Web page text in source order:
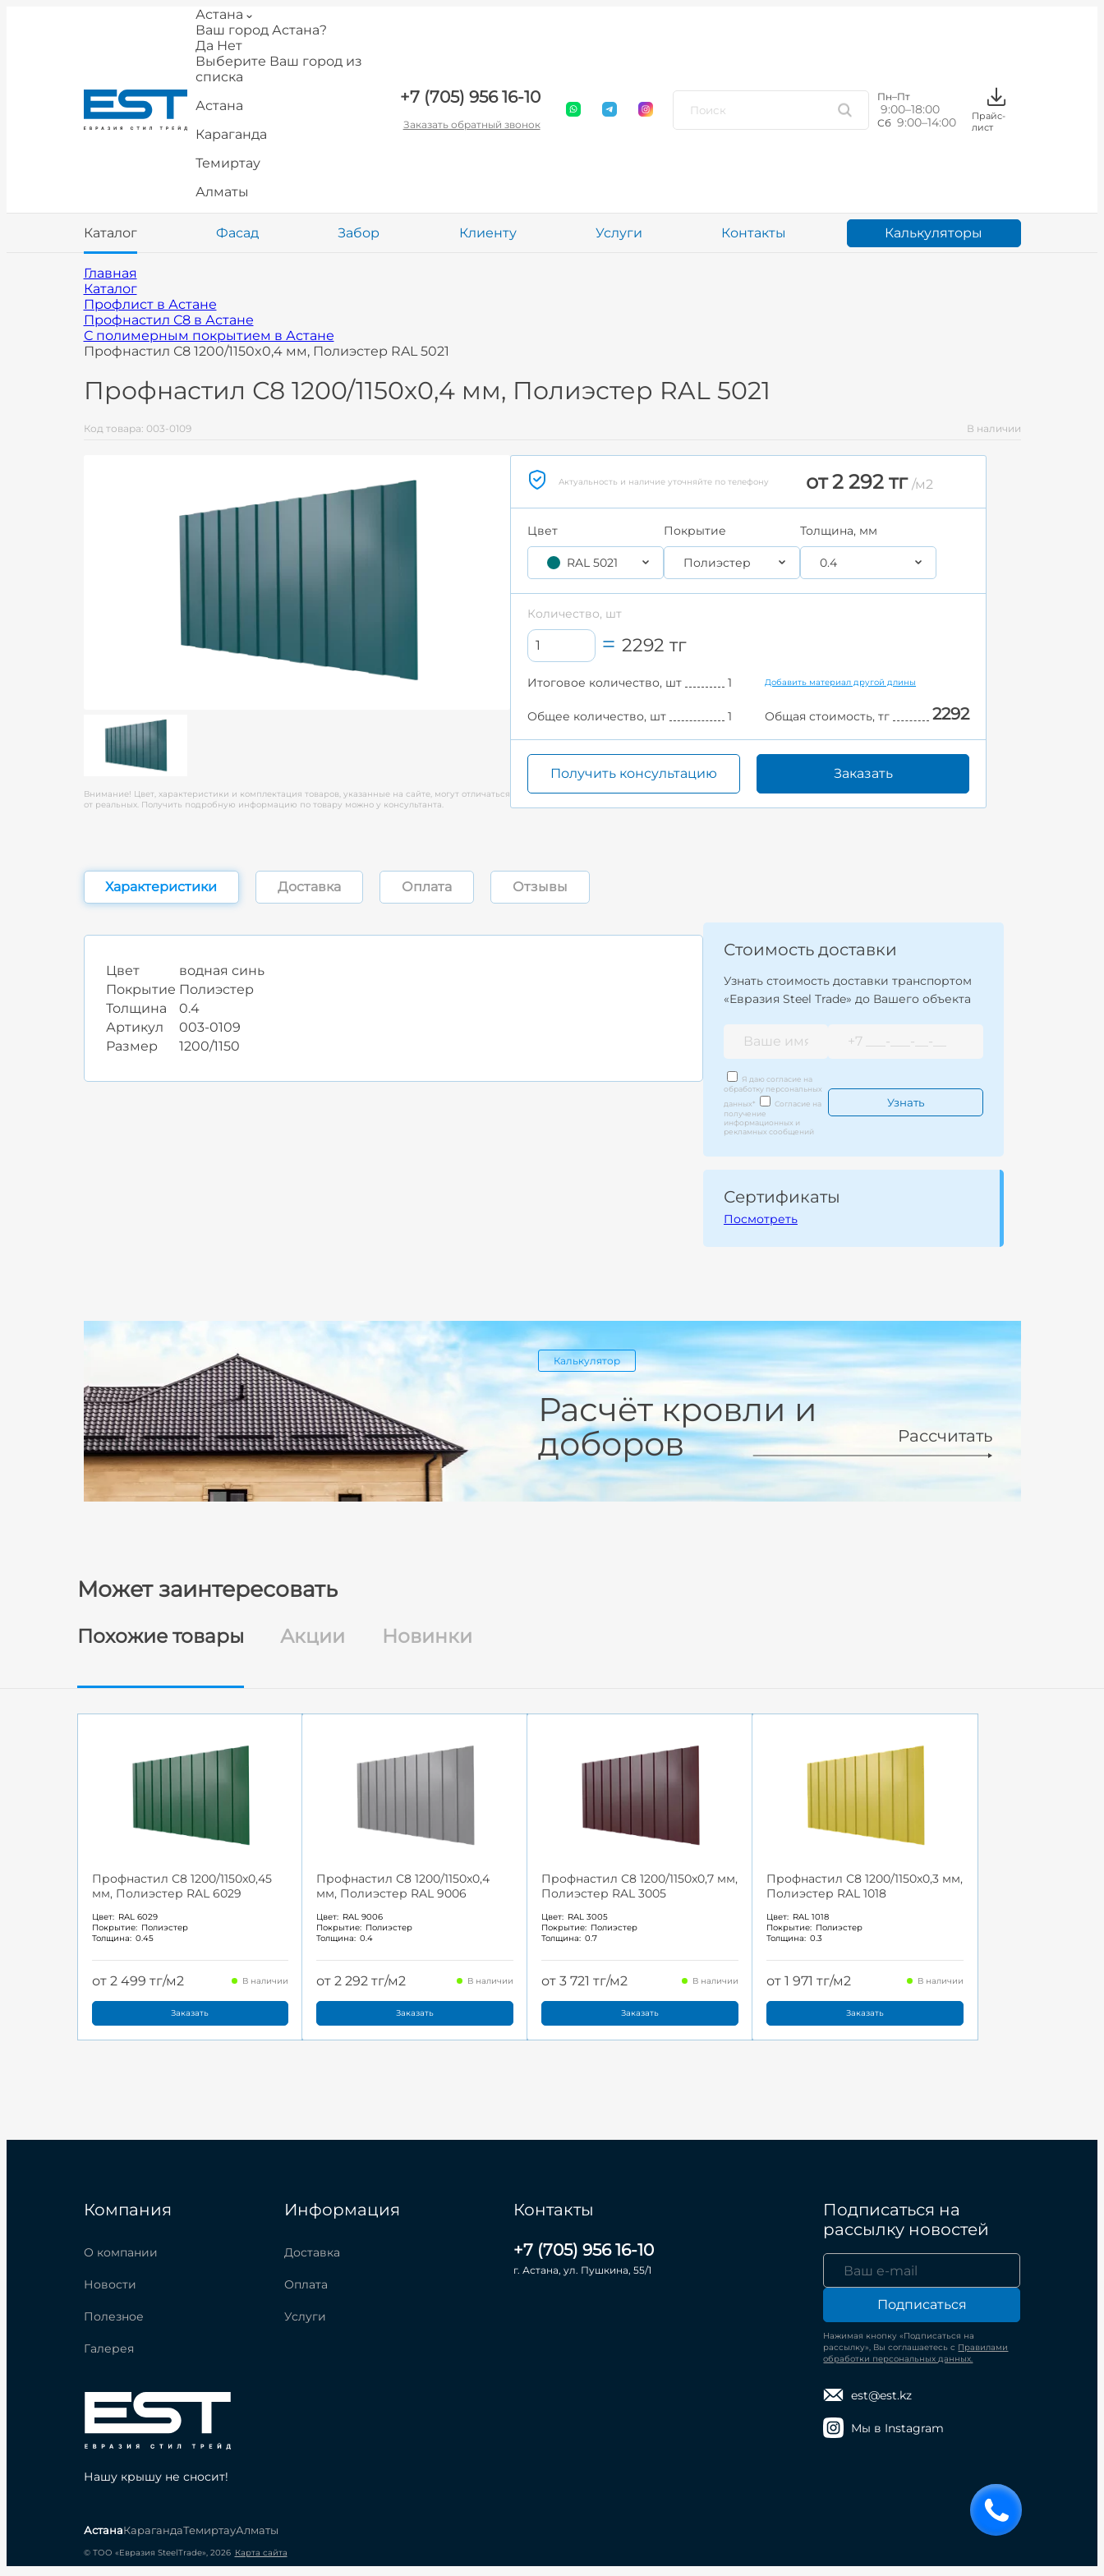
Астана
Ваш город Астана?
Да Нет
Выберите Ваш город из
списка
Астана
Караганда
Темиртау
Алматы
+7 (705) 956 16-10
Заказать обратный звонок
Пн–Пт
9:00–18:00
Сб 9:00–14:00
Прайс-
лист
Каталог Фасад Забор Клиенту Услуги Контакты Калькуляторы
Главная
Каталог
Профлист в Астане
Профнастил С8 в Астане
С полимерным покрытием в Астане
Профнастил С8 1200/1150x0,4 мм, Полиэстер RAL 5021
Профнастил С8 1200/1150x0,4 мм, Полиэстер RAL 5021
Код товара: 003-0109 В наличии
Внимание! Цвет, характеристики и комплектация товаров, указанные на сайте, могут отличаться
от реальных. Получить подробную информацию по товару можно у консультанта.
Актуальность и наличие уточняйте по телефону от 2 292 тг /м2
Цвет
RAL 5021
Покрытие
Полиэстер
Толщина, мм
0.4
Количество, шт
2292 тг
Итоговое количество, шт 1 Добавить материал другой длины
Общее количество, шт 1 Общая стоимость, тг 2292
Получить консультацию Заказать
Характеристики Доставка Оплата Отзывы
Цвет
водная синь
Покрытие Полиэстер
Толщина
0.4
Артикул
003-0109
Размер
1200/1150
Стоимость доставки
Узнать стоимость доставки транспортом
«Евразия Steel Trade» до Вашего объекта
Я даю согласие на
обработку персональных
данных*
Согласие на
получение
информационных и
рекламных сообщений
Сертификаты
Посмотреть
Калькулятор
Расчёт кровли и
доборов
Рассчитать
Может заинтересовать
Похожие товары Акции Новинки
Профнастил С8 1200/1150x0,45
мм, Полиэстер RAL 6029
Цвет: RAL 6029
Покрытие: Полиэстер
Толщина: 0.45
от 2 499 тг/м2 В наличии
Заказать
Профнастил С8 1200/1150x0,4
мм, Полиэстер RAL 9006
Цвет: RAL 9006
Покрытие: Полиэстер
Толщина: 0.4
от 2 292 тг/м2 В наличии
Заказать
Профнастил С8 1200/1150x0,7 мм,
Полиэстер RAL 3005
Цвет: RAL 3005
Покрытие: Полиэстер
Толщина: 0.7
от 3 721 тг/м2 В наличии
Заказать
Профнастил С8 1200/1150x0,3 мм,
Полиэстер RAL 1018
Цвет: RAL 1018
Покрытие: Полиэстер
Толщина: 0.3
от 1 971 тг/м2 В наличии
Заказать
Компания
О компании
Новости
Полезное
Галерея
Информация
Доставка
Оплата
Услуги
Контакты
+7 (705) 956 16-10
г. Астана, ул. Пушкина, 55/1
Подписаться на
рассылку новостей
Подписаться
Нажимая кнопку «Подписаться на
рассылку», Вы соглашаетесь с Правилами
обработки персональных данных.
est@est.kz
Мы в Instagram
Нашу крышу не сносит!
АстанаКарагандаТемиртауАлматы
© ТОО «Евразия SteelTrade», 2026 Карта сайта